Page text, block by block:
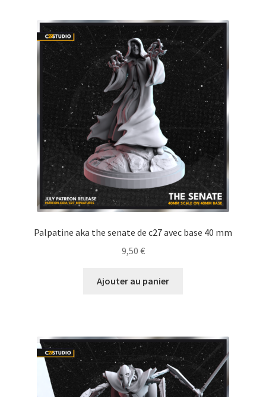
Palpatine aka the senate de c27 avec base 40 mm
9,50 €
Ajouter au panier